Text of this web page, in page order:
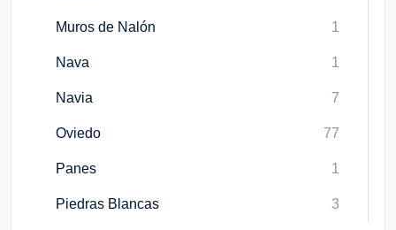
Muros de Nalón 1
Nava 1
Navia 7
Oviedo 77
Panes 1
Piedras Blancas 3